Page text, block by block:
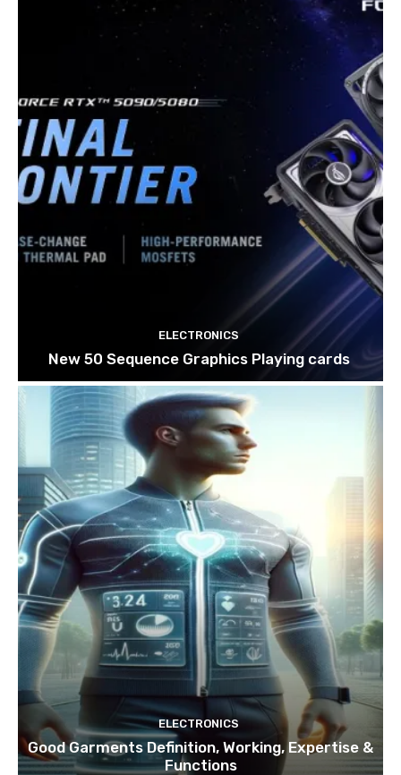
ELECTRONICS
New 50 Sequence Graphics Playing cards
ELECTRONICS
Good Garments Definition, Working, Expertise &
Functions